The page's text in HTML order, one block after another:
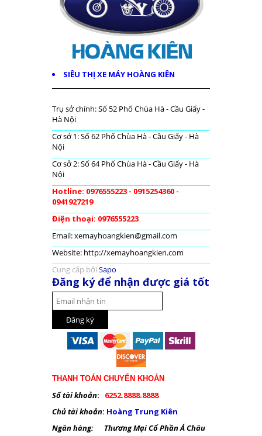
SIÊU THỊ XE MÁY HOÀNG KIÊN
Trụ sở chính: Số 52 Phố Chùa Hà - Cầu Giấy -
Hà Nội
Cơ sở 1: Số 62 Phố Chùa Hà - Cầu Giấy - Hà
Nội
Cơ sở 2: Số 64 Phố Chùa Hà - Cầu Giấy - Hà
Nội
Hotline: 0976555223 - 0915254360 -
0941927219
Điện thoại: 0976555223
Email: xemayhoangkien@gmail.com
Website: http://xemayhoangkien.com
Cung cấp bởi Sapo
Đăng ký để nhận được giá tốt
THANH TOÁN CHUYỂN KHOẢN
Số tài khoản:
6252.8888.8888
Chủ tài khoản: Hoàng Trung Kiên
Ngân hàng: Thương Mại Cổ Phần Á Châu